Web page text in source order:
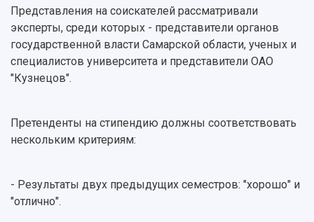
Фирменный стиль
Устойчивое развитие
Кампус
Музеи
Учебный аэродром
Умный дом бабочек
Международный межвузовский кампус
Библиотека
Видеолекции
Противодействие COVID-19
Областной конкурс "Молодой учёный"
Отчеты о научно-исследовательской
деятельности
Журналы Самарского университета
Научные конференции
Отчеты о проведенных конференциях
Представления на соискателей рассматривали
эксперты, среди которых - представители органов
государственной власти Самарской области, ученых и
специалистов университета и представители ОАО
"Кузнецов".
Претенденты на стипендию должны соответствовать
нескольким критериям:
- Результаты двух предыдущих семестров: "хорошо" и
"отлично".